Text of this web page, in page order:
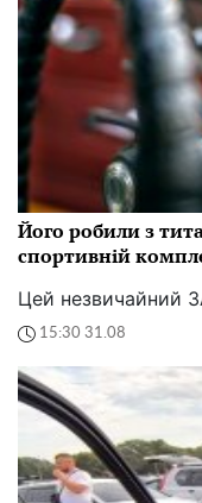
Його робили з
спортивній
Цей незвичайний
15:30 31.08